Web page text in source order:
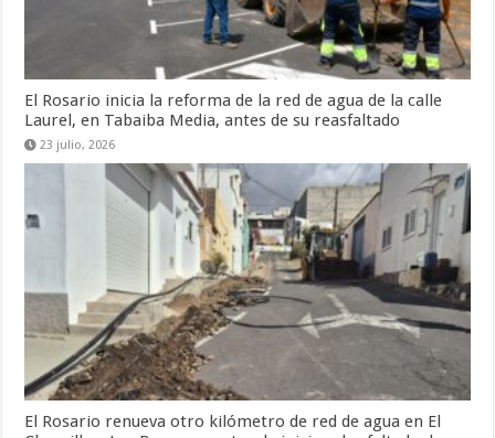
El Rosario inicia la reforma de la red de agua de la calle
Laurel, en Tabaiba Media, antes de su reasfaltado
23 julio, 2026
El Rosario renueva otro kilómetro de red de agua en El